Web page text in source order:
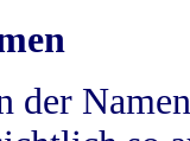
der